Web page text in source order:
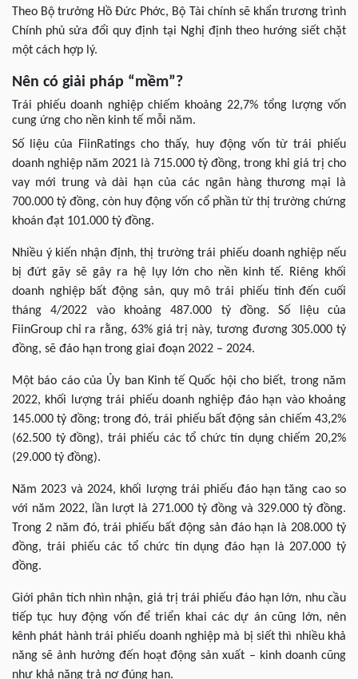
Theo Bộ trưởng Hồ Đức Phớc, Bộ Tài chính sẽ khẩn trương trình
Chính phủ sửa đổi quy định tại Nghị định theo hướng siết chặt
một cách hợp lý.
Nên có giải pháp “mềm”?
Trái phiếu doanh nghiệp chiếm khoảng 22,7% tổng lượng vốn
cung ứng cho nền kinh tế mỗi năm.
Số liệu của FiinRatings cho thấy, huy động vốn từ trái phiếu
doanh nghiệp năm 2021 là 715.000 tỷ đồng, trong khi giá trị cho
vay mới trung và dài hạn của các ngân hàng thương mại là
700.000 tỷ đồng, còn huy động vốn cổ phần từ thị trường chứng
khoán đạt 101.000 tỷ đồng.
Nhiều ý kiến nhận định, thị trường trái phiếu doanh nghiệp nếu
bị đứt gãy sẽ gây ra hệ lụy lớn cho nền kinh tế. Riêng khối
doanh nghiệp bất động sản, quy mô trái phiếu tính đến cuối
tháng 4/2022 vào khoảng 487.000 tỷ đồng. Số liệu của
FiinGroup chỉ ra rằng, 63% giá trị này, tương đương 305.000 tỷ
đồng, sẽ đáo hạn trong giai đoạn 2022 – 2024.
Một báo cáo của Ủy ban Kinh tế Quốc hội cho biết, trong năm
2022, khối lượng trái phiếu doanh nghiệp đáo hạn vào khoảng
145.000 tỷ đồng; trong đó, trái phiếu bất động sản chiếm 43,2%
(62.500 tỷ đồng), trái phiếu các tổ chức tín dụng chiếm 20,2%
(29.000 tỷ đồng).
Năm 2023 và 2024, khối lượng trái phiếu đáo hạn tăng cao so
với năm 2022, lần lượt là 271.000 tỷ đồng và 329.000 tỷ đồng.
Trong 2 năm đó, trái phiếu bất động sản đáo hạn là 208.000 tỷ
đồng, trái phiếu các tổ chức tín dụng đáo hạn là 207.000 tỷ
đồng.
Giới phân tích nhìn nhận, giá trị trái phiếu đáo hạn lớn, nhu cầu
tiếp tục huy động vốn để triển khai các dự án cũng lớn, nên
kênh phát hành trái phiếu doanh nghiệp mà bị siết thì nhiều khả
năng sẽ ảnh hưởng đến hoạt động sản xuất – kinh doanh cũng
như khả năng trả nợ đúng hạn.